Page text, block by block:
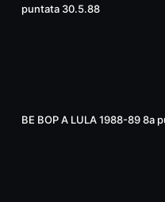
puntata 30.5.88
BE BOP A LULA 1988-89 8a